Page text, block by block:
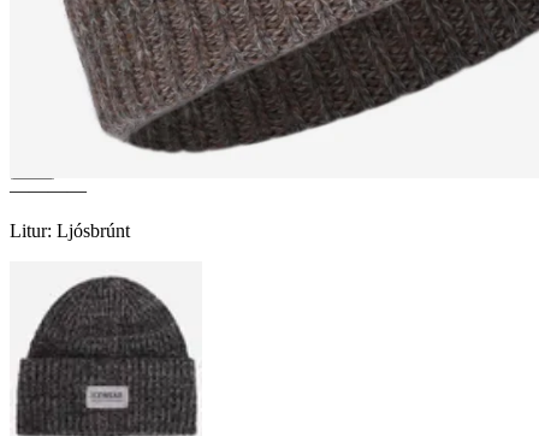
KÖTLUGILEndurunnin
ullarhúfa
————
Litur: Ljósbrúnt